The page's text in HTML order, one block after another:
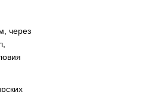
через